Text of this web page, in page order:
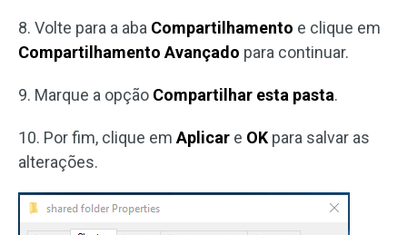
8. Volte para a aba Compartilhamento e clique em
Compartilhamento Avançado para continuar.
9. Marque a opção Compartilhar esta pasta.
10. Por fim, clique em Aplicar e OK para salvar as
alterações.